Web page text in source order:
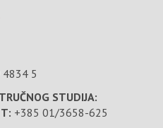
5
STUDIJA:
T: +385 01/3658-625